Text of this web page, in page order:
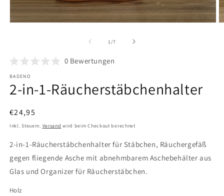
öffnen
1 /von
7
0 Bewertungen
BADENO
2-in-1-Räucherstäbchenhalter
Normaler
Preis
€24,95
Inkl. Steuern. Versand wird beim Checkout berechnet
2-in-1-Räucherstäbchenhalter für Stäbchen, Räuchergefäß
gegen fliegende Asche mit abnehmbarem Aschebehälter aus
Glas und Organizer für Räucherstäbchen.
Holz